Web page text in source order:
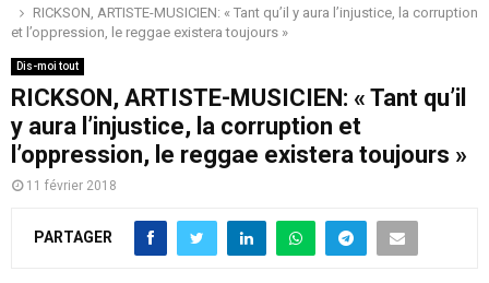
RICKSON, ARTISTE-MUSICIEN: « Tant qu’il y aura l’injustice, la corruption
et l’oppression, le reggae existera toujours »
Dis-moi tout
RICKSON, ARTISTE-MUSICIEN: « Tant qu’il
y aura l’injustice, la corruption et
l’oppression, le reggae existera toujours »
11 février 2018
PARTAGER